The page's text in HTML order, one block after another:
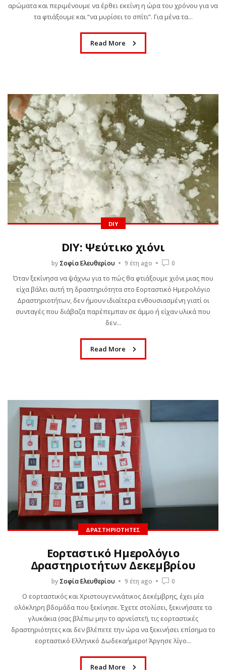
αρώματα και περιμένουμε να έρθει εκείνη η ώρα του χρόνου για να
τα φτιάξουμε και “να μυρίσει το σπίτι”. Για μένα τα...
Read More
DIY
DIY: Ψεύτικο χιόνι
by Σοφία Ελευθερίου 9 έτη ago 0
Όταν ξεκίνησα να ψάχνω για το πώς θα φτιάξουμε χιόνι μιας που
είχα βάλει αυτή τη δραστηριότητα στο Εορταστικό Ημερολόγιο
Δραστηριοτήτων, δεν ήμουν ιδιαίτερα ενθουσιασμένη γιατί οι
συνταγές που διάβαζα παρέπεμπαν σε άμμο ή είχαν υλικά που
δεν...
Read More
ΔΡΑΣΤΗΡΙΌΤΗΤΕΣ
Εορταστικό Ημερολόγιο
Δραστηριοτήτων Δεκεμβρίου
by Σοφία Ελευθερίου 9 έτη ago 0
Ο εορταστικός και Χριστουγεννιάτικος Δεκέμβρης, έχει μία
ολόκληρη βδομάδα που ξεκίνησε. Έχετε στολίσει, ξεκινήσατε τα
γλυκάκια (σας βλέπω μην το αρνείστε!), τις εορταστικές
δραστηριότητες και δεν βλέπετε την ώρα να ξεκινήσει επίσημα το
εορταστικό Ελληνικό Δωδεκαήμερο! Άργησε λίγο...
Read More